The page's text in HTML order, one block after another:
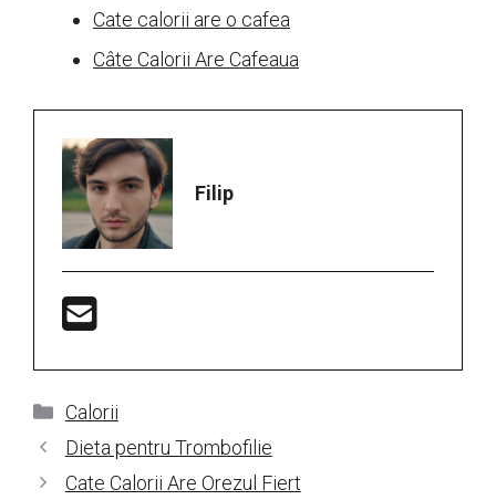
Cate calorii are o cafea
Câte Calorii Are Cafeaua
Filip
Categorii
Calorii
Dieta pentru Trombofilie
Cate Calorii Are Orezul Fiert